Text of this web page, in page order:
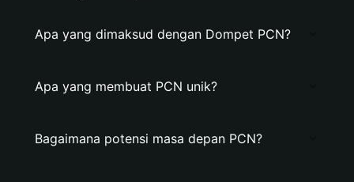
Apa yang dimaksud dengan Dompet PCN?
Apa yang membuat PCN unik?
Bagaimana potensi masa depan PCN?